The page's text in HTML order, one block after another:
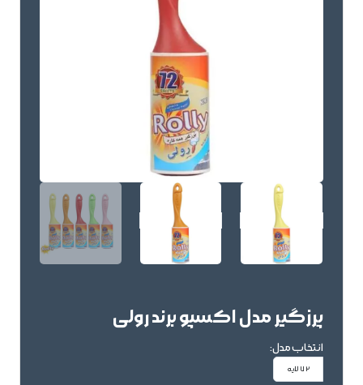
پرزگیر مدل اکسپو برند رولی
انتخاب مدل:
72 لایه